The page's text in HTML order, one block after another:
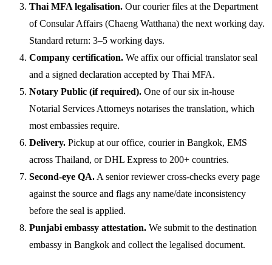
Thai MFA legalisation. Our courier files at the Department
of Consular Affairs (Chaeng Watthana) the next working day.
Standard return: 3–5 working days.
Company certification. We affix our official translator seal
and a signed declaration accepted by Thai MFA.
Notary Public (if required). One of our six in-house
Notarial Services Attorneys notarises the translation, which
most embassies require.
Delivery. Pickup at our office, courier in Bangkok, EMS
across Thailand, or DHL Express to 200+ countries.
Second-eye QA. A senior reviewer cross-checks every page
against the source and flags any name/date inconsistency
before the seal is applied.
Punjabi embassy attestation. We submit to the destination
embassy in Bangkok and collect the legalised document.